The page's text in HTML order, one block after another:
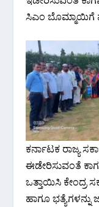
ಸಿಎಂ ಬೊಮ್ಮಾಯಿಗೆ
ಕರ್ನಾಟಕ ರಾಜ್ಯ
ಈಡೇರಿಸುವಂತೆ
ಒತ್ತಾಯಿಸಿ ಕೇಂದ್ರ
ಹಾಗೂ ಭತ್ಯೆಗಳನ್ನು